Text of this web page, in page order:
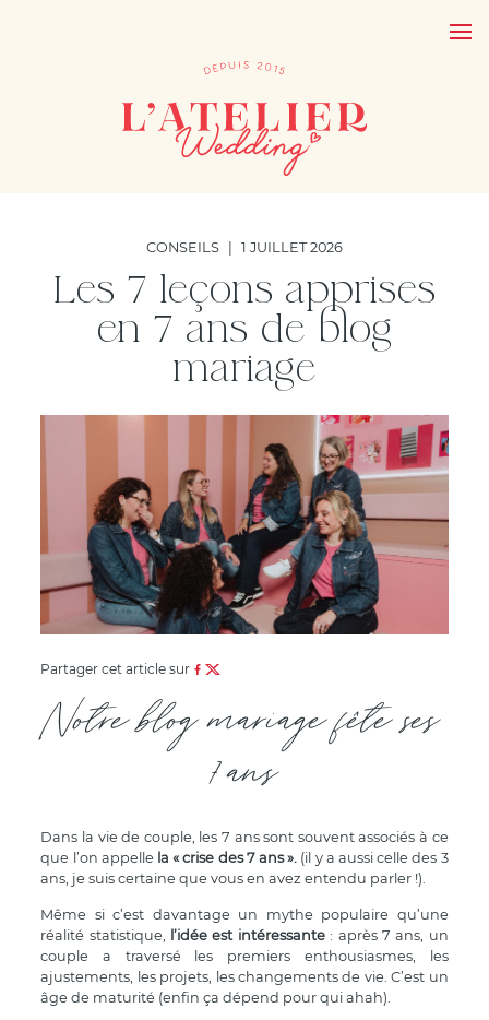
CONSEILS 1 JUILLET 2026
Les 7 leçons apprises
en 7 ans de blog
mariage
Partager cet article sur
Notre blog mariage fête ses
7 ans
Dans la vie de couple, les 7 ans sont souvent associés à ce
que l’on appelle la « crise des 7 ans ». (il y a aussi celle des 3
ans, je suis certaine que vous en avez entendu parler !).
Même si c’est davantage un mythe populaire qu’une
réalité statistique, l’idée est intéressante: après 7 ans, un
couple a traversé les premiers enthousiasmes, les
ajustements, les projets, les changements de vie. C’est un
âge de maturité (enfin ça dépend pour qui ahah).